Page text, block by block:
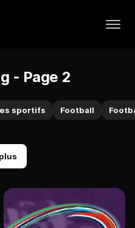
sportifs Football
- Page 2